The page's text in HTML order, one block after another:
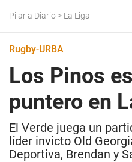
Pilar a Diario > La Liga
Rugby-URBA
Los Pinos
puntero en
El Verde juega un
líder invicto Old
Deportiva, Brendan y